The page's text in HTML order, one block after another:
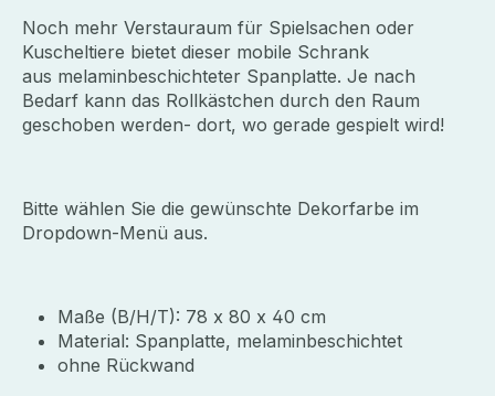
Noch mehr Verstauraum für Spielsachen oder
Kuscheltiere bietet dieser mobile Schrank
aus melaminbeschichteter Spanplatte. Je nach
Bedarf kann das Rollkästchen durch den Raum
geschoben werden- dort, wo gerade gespielt wird!
Bitte wählen Sie die gewünschte Dekorfarbe im
Dropdown-Menü aus.
Maße (B/H/T): 78 x 80 x 40 cm
Material: Spanplatte, melaminbeschichtet
ohne Rückwand